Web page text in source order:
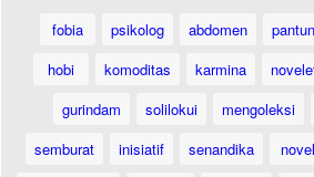
fobia psikolog abdomen pantun
hobi
komoditas karmina
gurindam
solilokui mengoleksi
semburat
inisiatif senandika novel